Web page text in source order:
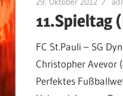
11.Spieltag
FC St.Pauli – SG
Christopher Avevor
Perfektes